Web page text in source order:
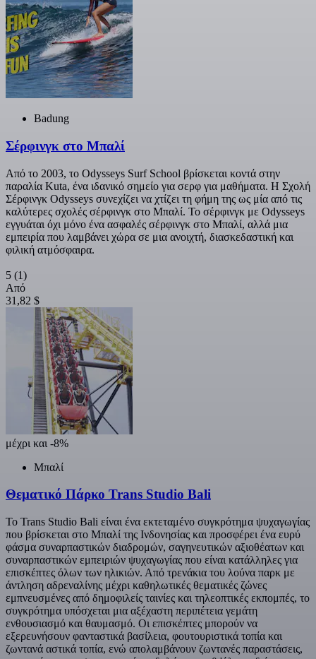
Badung
Σέρφινγκ στο Μπαλί
Από το 2003, το Odysseys Surf School βρίσκεται κοντά στην
παραλία Kuta, ένα ιδανικό σημείο για σερφ για μαθήματα. Η Σχολή
Σέρφινγκ Odysseys συνεχίζει να χτίζει τη φήμη της ως μία από τις
καλύτερες σχολές σέρφινγκ στο Μπαλί. Το σέρφινγκ με Odysseys
εγγυάται όχι μόνο ένα ασφαλές σέρφινγκ στο Μπαλί, αλλά μια
εμπειρία που λαμβάνει χώρα σε μια ανοιχτή, διασκεδαστική και
φιλική ατμόσφαιρα.
5 (1)
Από
31,82 $
μέχρι και -8%
Μπαλί
Θεματικό Πάρκο Trans Studio Bali
Το Trans Studio Bali είναι ένα εκτεταμένο συγκρότημα ψυχαγωγίας
που βρίσκεται στο Μπαλί της Ινδονησίας και προσφέρει ένα ευρύ
φάσμα συναρπαστικών διαδρομών, σαγηνευτικών αξιοθέατων και
συναρπαστικών εμπειριών ψυχαγωγίας που είναι κατάλληλες για
επισκέπτες όλων των ηλικιών. Από τρενάκια του λούνα παρκ με
άντληση αδρεναλίνης μέχρι καθηλωτικές θεματικές ζώνες
εμπνευσμένες από δημοφιλείς ταινίες και τηλεοπτικές εκπομπές, το
συγκρότημα υπόσχεται μια αξέχαστη περιπέτεια γεμάτη
ενθουσιασμό και θαυμασμό. Οι επισκέπτες μπορούν να
εξερευνήσουν φανταστικά βασίλεια, φουτουριστικά τοπία και
ζωντανά αστικά τοπία, ενώ απολαμβάνουν ζωντανές παραστάσεις,